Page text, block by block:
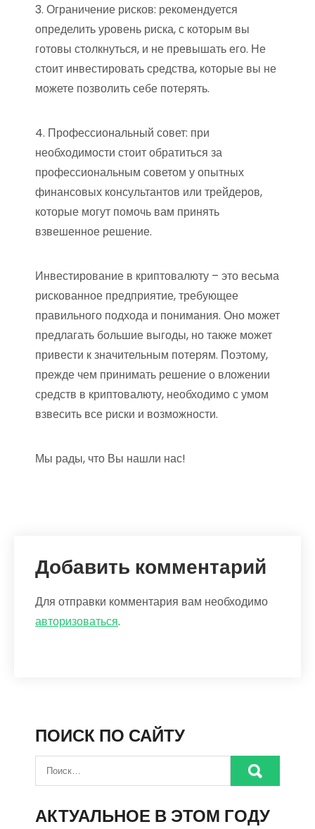
3. Ограничение рисков: рекомендуется
определить уровень риска, с которым вы
готовы столкнуться, и не превышать его. Не
стоит инвестировать средства, которые вы не
можете позволить себе потерять.
4. Профессиональный совет: при
необходимости стоит обратиться за
профессиональным советом у опытных
финансовых консультантов или трейдеров,
которые могут помочь вам принять
взвешенное решение.
Инвестирование в криптовалюту – это весьма
рискованное предприятие, требующее
правильного подхода и понимания. Оно может
предлагать большие выгоды, но также может
привести к значительным потерям. Поэтому,
прежде чем принимать решение о вложении
средств в криптовалюту, необходимо с умом
взвесить все риски и возможности.
Мы рады, что Вы нашли нас!
Добавить комментарий
Для отправки комментария вам необходимо
авторизоваться.
ПОИСК ПО САЙТУ
АКТУАЛЬНОЕ В ЭТОМ ГОДУ